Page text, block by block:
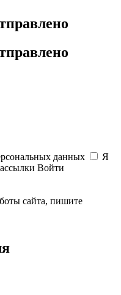
данных
Я
Войти
сайта, пишите